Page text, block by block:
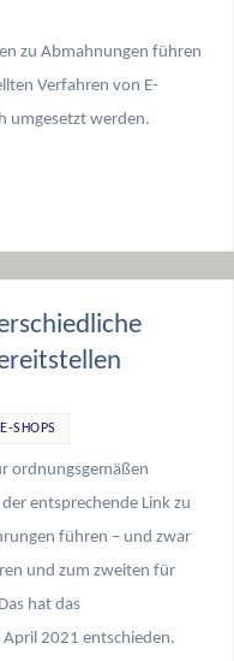
zu Abmahnungen führen
Verfahren von E-
umgesetzt werden.
SHOPS
ordnungsgemäßen
entsprechende Link zu
führen – und zwar
und zum zweiten für
hat das
2021 entschieden.